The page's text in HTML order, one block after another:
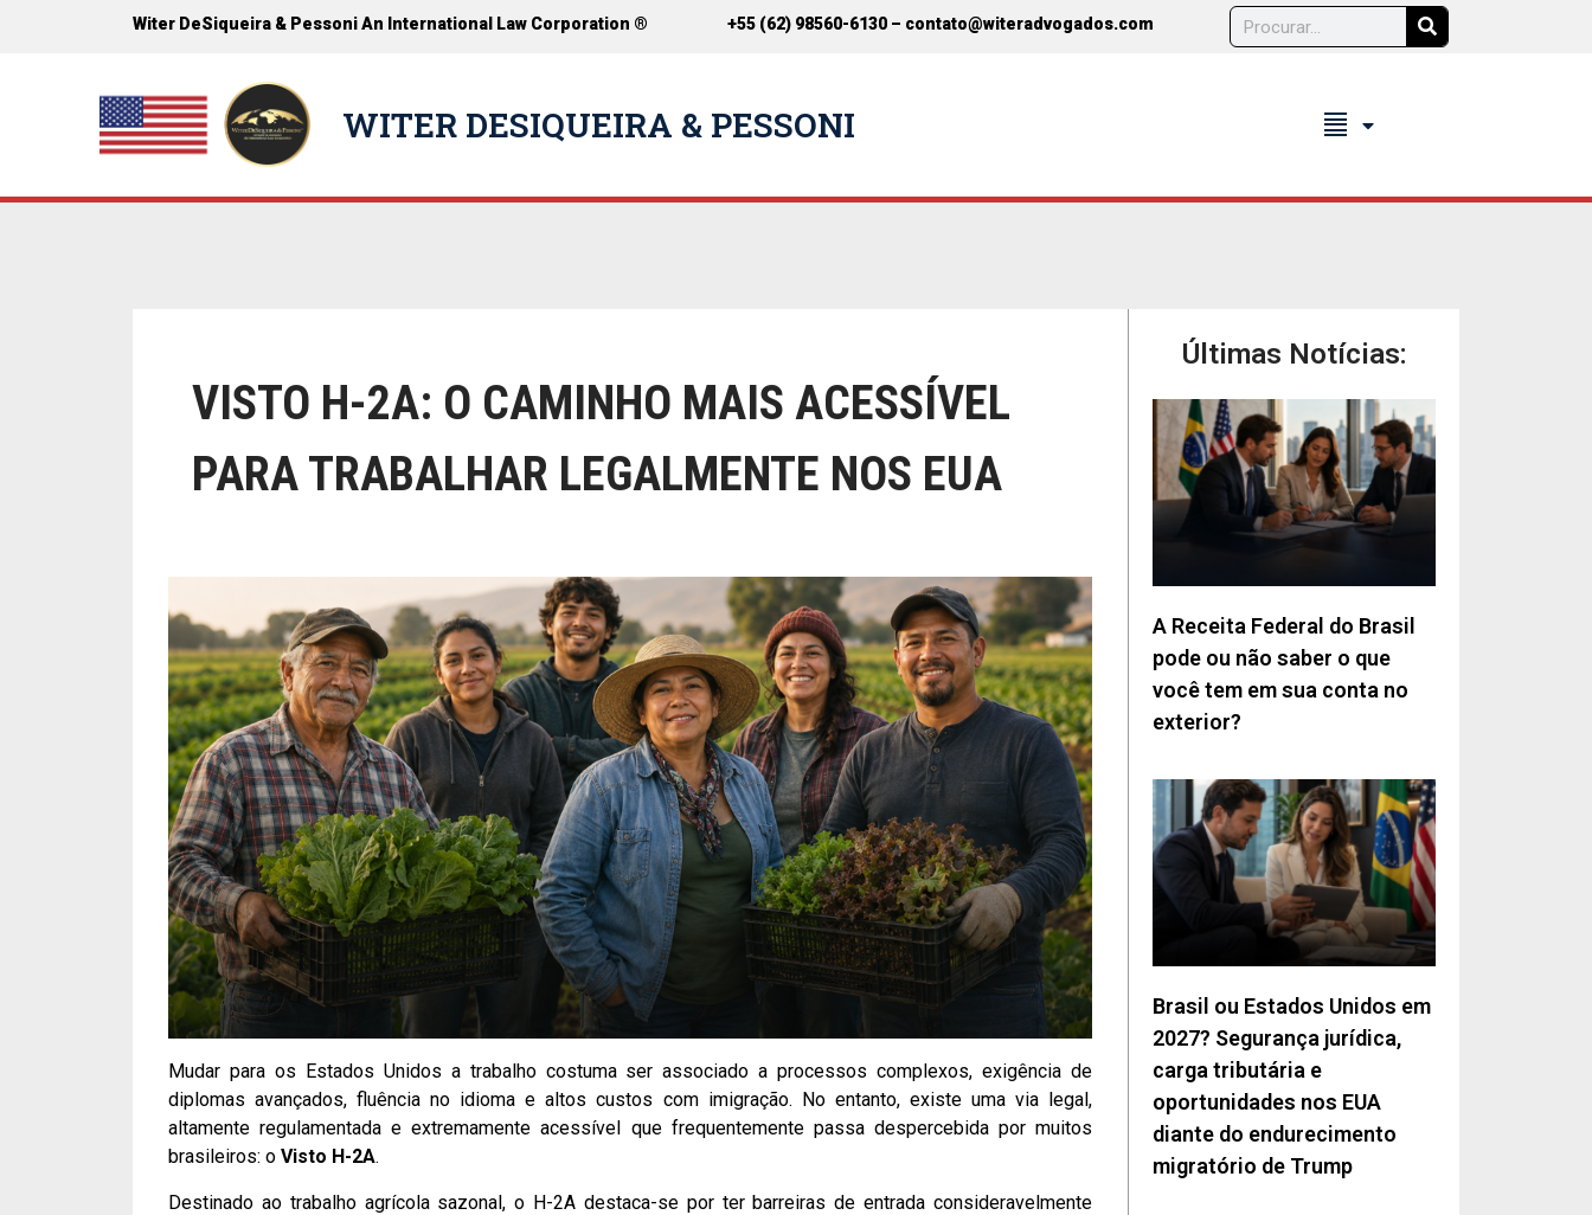
Witer DeSiqueira & Pessoni An International Law Corporation ® +55 (62) 98560-6130 – contato@witeradvogados.com
WITER DESIQUEIRA & PESSONI format_align_justify
VISTO H-2A: O CAMINHO MAIS ACESSÍVEL
PARA TRABALHAR LEGALMENTE NOS EUA
Mudar para os Estados Unidos a trabalho costuma ser associado a processos complexos, exigência de
diplomas avançados, fluência no idioma e altos custos com imigração. No entanto, existe uma via legal,
altamente regulamentada e extremamente acessível que frequentemente passa despercebida por muitos
brasileiros: o Visto H-2A.
Destinado ao trabalho agrícola sazonal, o H-2A destaca-se por ter barreiras de entrada consideravelmente
Últimas Notícias:
A Receita Federal do Brasil
pode ou não saber o que
você tem em sua conta no
exterior?
Brasil ou Estados Unidos em
2027? Segurança jurídica,
carga tributária e
oportunidades nos EUA
diante do endurecimento
migratório de Trump